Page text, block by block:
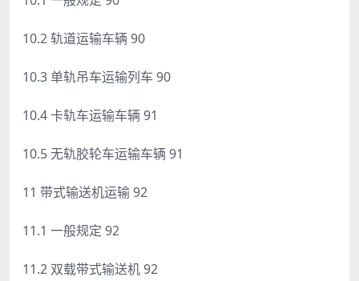
10.2 轨道运输车辆 90
10.3 单轨吊车运输列车 90
10.4 卡轨车运输车辆 91
10.5 无轨胶轮车运输车辆 91
11 带式输送机运输 92
11.1 一般规定 92
11.2 双载带式输送机 92